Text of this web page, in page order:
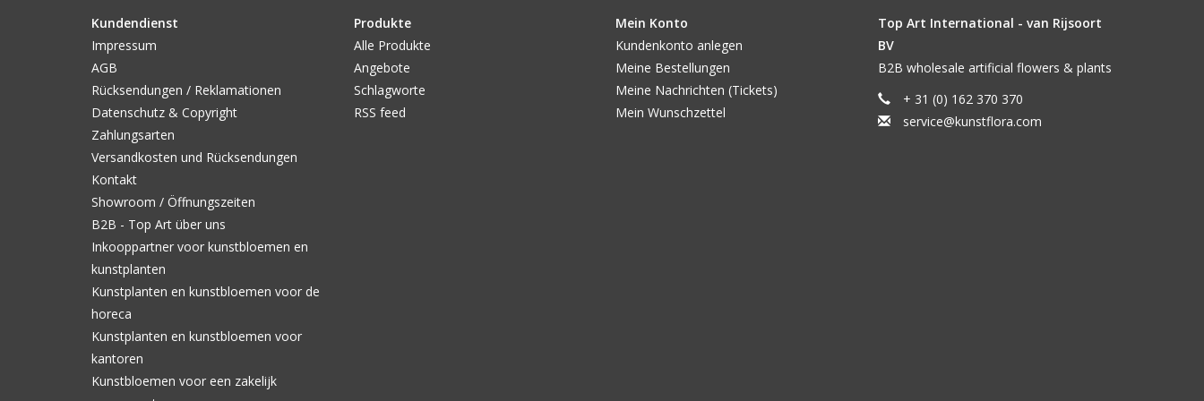
Kundendienst
Impressum
AGB
Rücksendungen / Reklamationen
Datenschutz & Copyright
Zahlungsarten
Versandkosten und Rücksendungen
Kontakt
Showroom / Öffnungszeiten
B2B - Top Art über uns
Inkooppartner voor kunstbloemen en
kunstplanten
Kunstplanten en kunstbloemen voor de
horeca
Kunstplanten en kunstbloemen voor
kantoren
Kunstbloemen voor een zakelijk
Produkte
Alle Produkte
Angebote
Schlagworte
RSS feed
Mein Konto
Kundenkonto anlegen
Meine Bestellungen
Meine Nachrichten (Tickets)
Mein Wunschzettel
Top Art International - van Rijsoort
BV
B2B wholesale artificial flowers & plants
+ 31 (0) 162 370 370
service@kunstflora.com